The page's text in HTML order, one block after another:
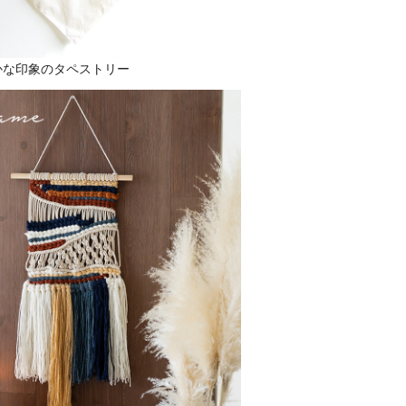
印象のタペストリー